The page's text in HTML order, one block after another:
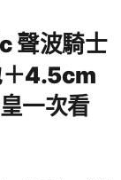
聲波騎士
＋4.5cm
一次看